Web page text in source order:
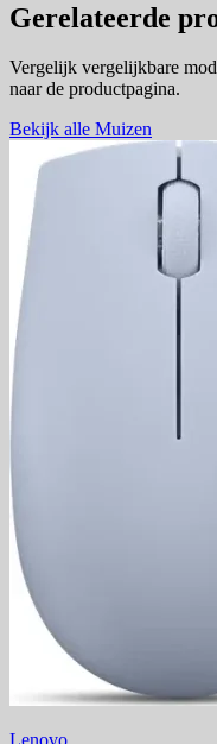
Gerelateerde
Vergelijk vergelijkbare
naar de productpagina.
Bekijk alle Muizen